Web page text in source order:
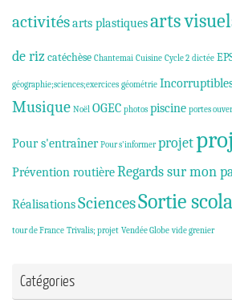
activitésarts plastiquesarts
de riz catéchèse Chantemai Cuisine Cycle 2 dictée
géographie;sciences;exercices géométrie
Musique Noël OGEC photos piscine portes
Pour s'entraîner Pour s'informer projet
Prévention routièreRegards sur mon
RéalisationsSciencesSortie
tour de France Trivalis; projet Vendée Globe vide grenier
Catégories